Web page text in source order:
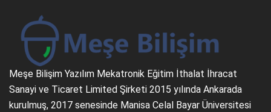
Meşe Bilişim Yazılım Mekatronik Eğitim İthalat İhracat
Sanayi ve Ticaret Limited Şirketi 2015 yılında Ankarada
kurulmuş, 2017 senesinde Manisa Celal Bayar Üniversitesi